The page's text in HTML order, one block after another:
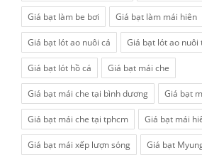
Giá bạt làm be bơi Giá bạt làm mái hiên
Giá bạt lót ao nuôi cá Giá bạt lót ao nuôi
Giá bạt lót hồ cá Giá bạt mái che
Giá bạt mái che tại bình dương Giá bạt
Giá bạt mái che tại tphcm Giá bạt mái
Giá bạt mái xếp lượn sóng Giá bạt